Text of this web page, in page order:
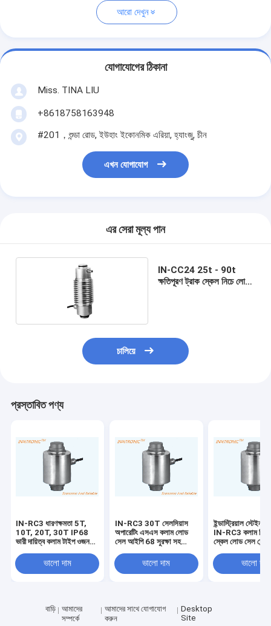
আরো দেখুন
যোগাযোগের ঠিকানা
Miss. TINA LIU
+8618758163948
#201，শুন্ডা রোড, ইউহাং ইকোনমিক এরিয়া, হ্যাংজু, চীন
এখন যোগাযোগ
এর সেরা মূল্য পান
IN-CC24 25t - 90t
ক্ষতিপূরণ ট্রাক স্কেল নিচে লোড
চালিয়ে
প্রস্তাবিত পণ্য
IN-RC3 ধারণক্ষমতা 5T,
10T, 20T, 30T IP68
ভারী দায়িত্ব কলাম টাইপ ওজন
150% / 250% Emax
নিরাপদ ওভারলোড
ভালো দাম
IN-RC3 30T সেলসিয়াস
অপারেটিং এসএস কলাম লোড
সেল আইপি 68 সুরক্ষা সহ
ভালো দাম
ইন্ডাস্ট্রিয়াল
IN-RC3 কলাম
স্কেল লোড সেল
জন্য সুরক্ষাভালো দাম
বাড়ি
আমাদের
সম্পর্কে
আমাদের সাথে যোগাযোগ
করুন
Desktop
Site